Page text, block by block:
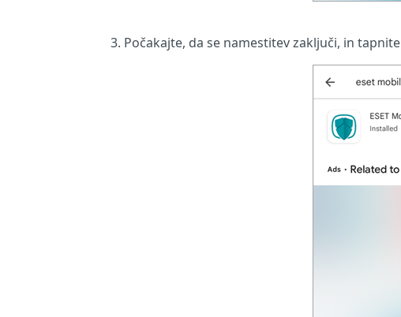
Počakajte, da se namestitev zaključi, in tapnite